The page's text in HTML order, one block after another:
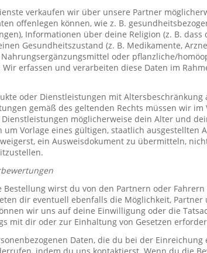
verkaufen wir über unsere Partner
offenlegen können, wie z. B.
Informationen über deine Religion (z. B.
Gesundheitszustand (z. B. Medikamente,
oder pflanzliche/
erfassen und verarbeiten diese Daten im
oder Dienstleistungen mit
gemäß des geltenden Rechts müssen wir
möglicherweise dein Alter und
um Vorlage eines gültigen, staatlich ausgestellten
weigerst, ein Ausweisdokument zu übermitteln,
Bestellung wirst du von den Partnern oder
dir eventuell ebenfalls die Möglichkeit,
wir uns auf deine Einwilligung oder die
mit dir oder zur Einhaltung von Gesetzen
Daten, die du bei der